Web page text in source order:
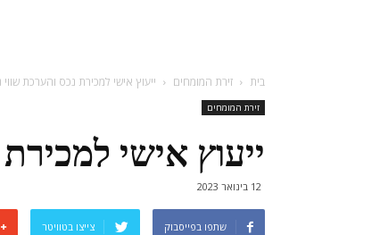
בית זירת המומחים ייעוץ אישי למכירת נכס והערכת שווי
זירת המומחים
ייעוץ אישי
12 בינואר 2023
שתפו בפייסבוק צייצו בטוויטר